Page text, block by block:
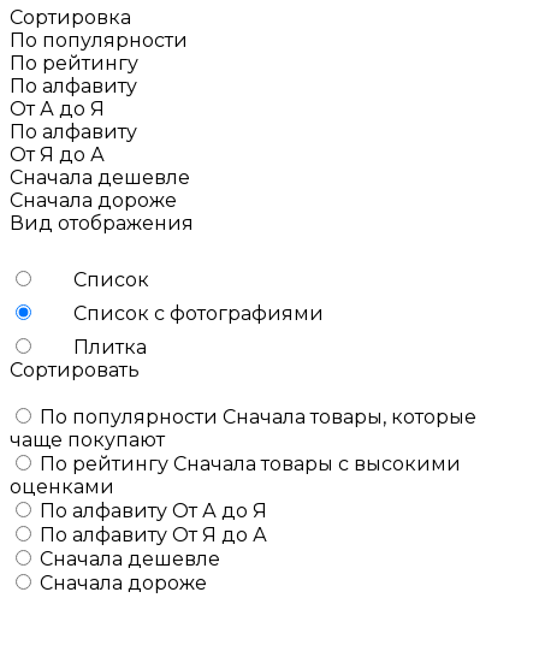
Сортировка
По популярности
По рейтингу
По алфавиту
От А до Я
По алфавиту
От Я до А
Сначала дешевле
Сначала дороже
Вид отображения
Список
Список с фотографиями
Плитка
Сортировать
По популярности Сначала товары, которые
чаще покупают
По рейтингу Сначала товары с высокими
оценками
По алфавиту От А до Я
По алфавиту От Я до А
Сначала дешевле
Сначала дороже